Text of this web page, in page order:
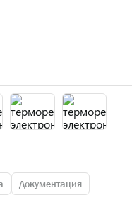
Документация